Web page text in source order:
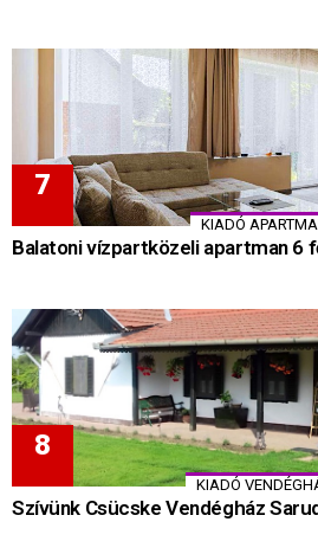
KIADÓ
Balatoni vízpartközeli apartman 6
KIADÓ
Szívünk Csücske Vendégház